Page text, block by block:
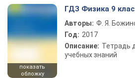
показать
обложку
ГДЗ Физика 9
Авторы: Ф. Я.
Год: 2017
Описание: Тетрадь
учебных знаний